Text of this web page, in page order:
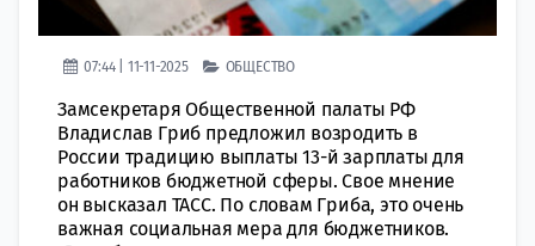
07:44 | 11-11-2025 ОБЩЕСТВО
Замсекретаря Общественной палаты РФ
Владислав Гриб предложил возродить в
России традицию выплаты 13-й зарплаты для
работников бюджетной сферы. Свое мнение
он высказал ТАСС. По словам Гриба, это очень
важная социальная мера для бюджетников.